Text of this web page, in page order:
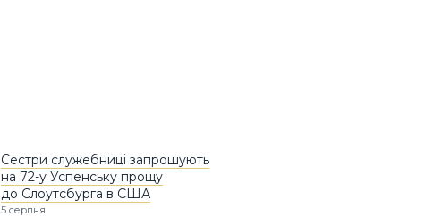
Сестри служебниці запрошують
на 72-у Успенську прощу
до Слоутсбурга в США
5 серпня